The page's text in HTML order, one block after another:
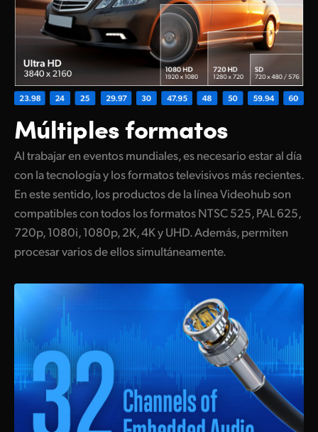
Múltiples formatos
Al trabajar en eventos mundiales, es necesario estar al día
con la tecnología y los formatos televisivos más recientes.
En este sentido, los productos de la línea Videohub son
compatibles con todos los formatos NTSC 525, PAL 625,
720p, 1080i, 1080p, 2K, 4K y UHD. Además, permiten
procesar varios de ellos simultáneamente.